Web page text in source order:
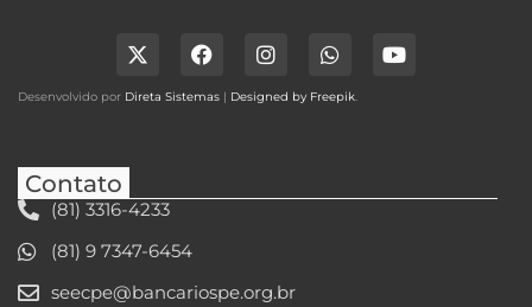
Desenvolvido por Direta Sistemas | Designed by Freepik.
Contato
(81) 3316-4233
(81) 9 7347-6454
seecpe@bancariospe.org.br